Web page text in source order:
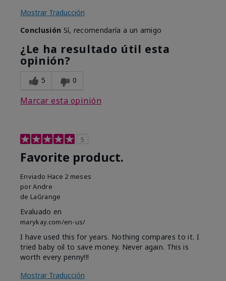
Mostrar Traducción
Conclusión Sí, recomendaría a un amigo
¿Le ha resultado útil esta
opinión?
5 0
Marcar esta opinión
5
Favorite product.
Enviado Hace 2 meses
porAndre
de LaGrange
Evaluado en
marykay.com/en-us/
I have used this for years. Nothing compares to it. I
tried baby oil to save money. Never again. This is
worth every penny!!!
Mostrar Traducción